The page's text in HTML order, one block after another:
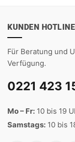
KUNDEN HOTLINE
Für Beratung und
Verfügung.
0221 423
Mo – Fr: 10 bis 19
Samstags: 10 bis